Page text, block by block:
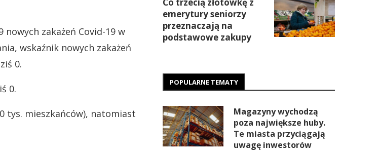
zakażeń Covid-19 w
wskaźnik nowych zakażeń
0.
0.
tys. mieszkańców), natomiast
emerytury seniorzy
przeznaczają na
podstawowe zakupy
POPULARNE TEMATY
Magazyny wychodzą
poza największe huby.
Te miasta przyciągają
uwagę inwestorów